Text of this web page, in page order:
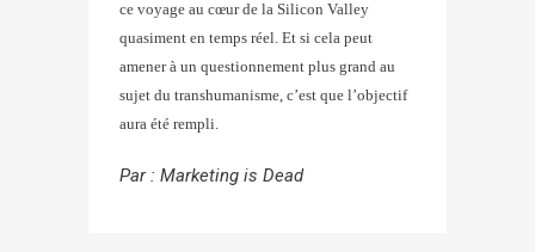
ce voyage au cœur de la Silicon Valley
quasiment en temps réel. Et si cela peut
amener à un questionnement plus grand au
sujet du transhumanisme, c’est que l’objectif
aura été rempli.
Par : Marketing is Dead